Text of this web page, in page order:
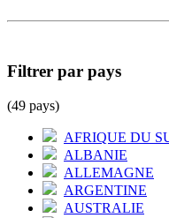
Filtrer par pays
(49 pays)
AFRIQUE DU
ALBANIE
ALLEMAGNE
ARGENTINE
AUSTRALIE